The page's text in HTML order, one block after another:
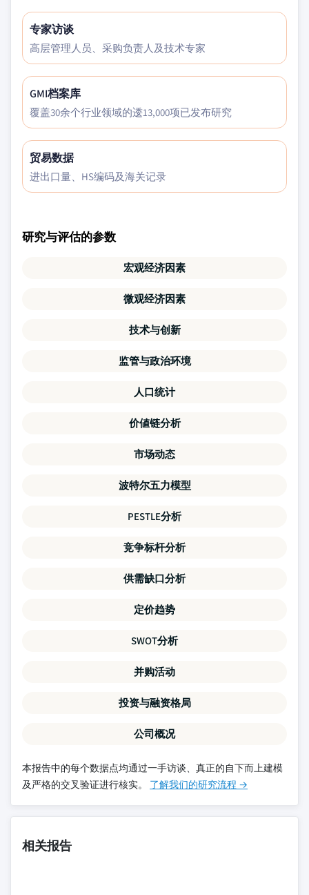
专家访谈
高层管理人员、采购负责人及技术专家
GMI档案库
覆盖30余个行业领域的逶13,000项已发布研究
贸易数据
进出口量、HS编码及海关记录
研究与评估的参数
宏观经济因素
微观经济因素
技术与创新
监管与政治环境
人口统计
价値链分析
市场动态
波特尔五力模型
PESTLE分析
竞争标杆分析
供需缺口分析
定价趋势
SWOT分析
并购活动
投资与融资格局
公司概况
本报告中的每个数据点均通过一手访谈、真正的自下而上建模
及严格的交叉验证进行核实。 了解我们的研究流程 →
相关报告